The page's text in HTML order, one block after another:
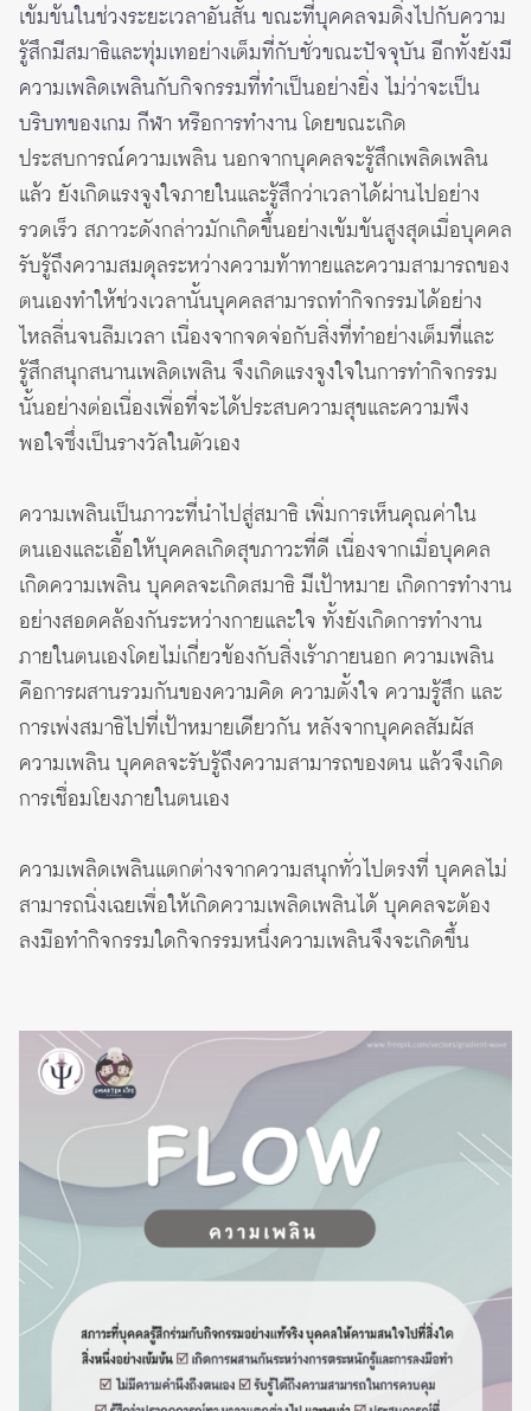
เข้มข้นในช่วงระยะเวลาอันสั้น ขณะที่บุคคลจมดิ่งไปกับความ
รู้สึกมีสมาธิและทุ่มเทอย่างเต็มที่กับชั่วขณะปัจจุบัน อีกทั้งยังมี
ความเพลิดเพลินกับกิจกรรมที่ทำเป็นอย่างยิ่ง ไม่ว่าจะเป็น
บริบทของเกม กีฬา หรือการทำงานโดยขณะเกิด
ประสบการณ์ความเพลิน นอกจากบุคคลจะรู้สึกเพลิดเพลิน
แล้ว ยังเกิดแรงจูงใจภายในและรู้สึกว่าเวลาได้ผ่านไปอย่าง
รวดเร็ว สภาวะดังกล่าวมักเกิดขึ้นอย่างเข้มข้นสูงสุดเมื่อบุคคล
รับรู้ถึงความสมดุลระหว่างความท้าทายและความสามารถของ
ตนเองทำให้ช่วงเวลานั้นบุคคลสามารถทำกิจกรรมได้อย่าง
ไหลลื่นจนลืมเวลา เนื่องจากจดจ่อกับสิ่งที่ทำอย่างเต็มที่และ
รู้สึกสนุกสนานเพลิดเพลิน จึงเกิดแรงจูงใจในการทำกิจกรรม
นั้นอย่างต่อเนื่องเพื่อที่จะได้ประสบความสุขและความพึง
พอใจซึ่งเป็นรางวัลในตัวเอง
ความเพลินเป็นภาวะที่นำไปสู่สมาธิ เพิ่มการเห็นคุณค่าใน
ตนเองและเอื้อให้บุคคลเกิดสุขภาวะที่ดี เนื่องจากเมื่อบุคคล
เกิดความเพลิน บุคคลจะเกิดสมาธิ มีเป้าหมาย เกิดการทำงาน
อย่างสอดคล้องกันระหว่างกายและใจ ทั้งยังเกิดการทำงาน
ภายในตนเองโดยไม่เกี่ยวข้องกับสิ่งเร้าภายนอก ความเพลิน
คือการผสานรวมกันของความคิด ความตั้งใจ ความรู้สึก และ
การเพ่งสมาธิไปที่เป้าหมายเดียวกัน หลังจากบุคคลสัมผัส
ความเพลิน บุคคลจะรับรู้ถึงความสามารถของตน แล้วจึงเกิด
การเชื่อมโยงภายในตนเอง
ความเพลิดเพลินแตกต่างจากความสนุกทั่วไปตรงที่ บุคคลไม่
สามารถนิ่งเฉยเพื่อให้เกิดความเพลิดเพลินได้ บุคคลจะต้อง
ลงมือทำกิจกรรมใดกิจกรรมหนึ่งความเพลินจึงจะเกิดขึ้น